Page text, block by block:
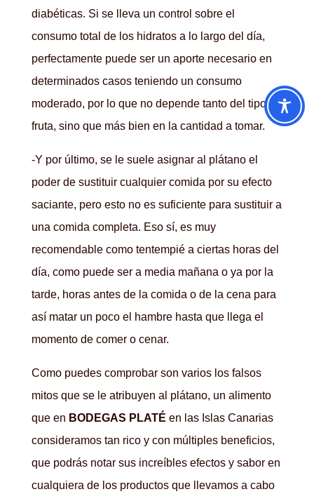
diabéticas. Si se lleva un control sobre el
consumo total de los hidratos a lo largo del día,
perfectamente puede ser un aporte necesario en
determinados casos teniendo un consumo
moderado, por lo que no depende tanto del tipo de
fruta, sino que más bien en la cantidad a tomar.
-Y por último, se le suele asignar al plátano el
poder de sustituir cualquier comida por su efecto
saciante, pero esto no es suficiente para sustituir a
una comida completa. Eso sí, es muy
recomendable como tentempié a ciertas horas del
día, como puede ser a media mañana o ya por la
tarde, horas antes de la comida o de la cena para
así matar un poco el hambre hasta que llega el
momento de comer o cenar.
Como puedes comprobar son varios los falsos
mitos que se le atribuyen al plátano, un alimento
que en BODEGAS PLATÉ en las Islas Canarias
consideramos tan rico y con múltiples beneficios,
que podrás notar sus increíbles efectos y sabor en
cualquiera de los productos que llevamos a cabo